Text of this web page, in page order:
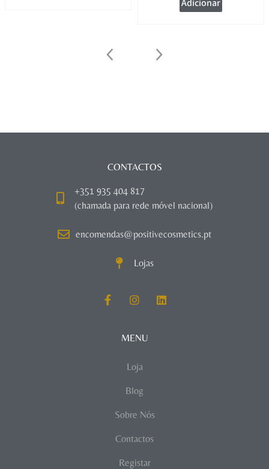
Adicionar
CONTACTOS
+351 935 404 817
(chamada para rede móvel nacional)
encomendas@positivecosmetics.pt
Lojas
MENU
Loja
Blog
Sobre Nós
Contactos
Registar